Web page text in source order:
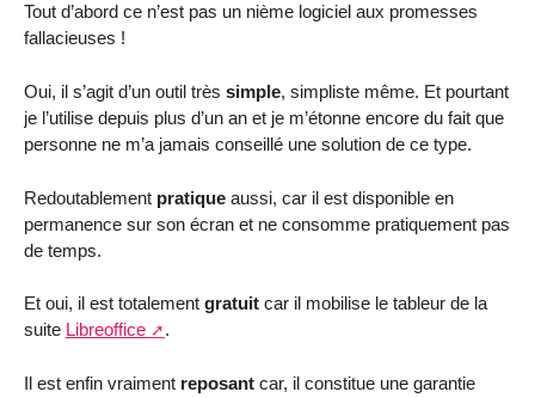
Tout d’abord ce n’est pas un nième logiciel aux promesses
fallacieuses !
Oui, il s’agit d’un outil très simple, simpliste même. Et pourtant
je l’utilise depuis plus d’un an et je m’étonne encore du fait que
personne ne m’a jamais conseillé une solution de ce type.
Redoutablement pratique aussi, car il est disponible en
permanence sur son écran et ne consomme pratiquement pas
de temps.
Et oui, il est totalement gratuit car il mobilise le tableur de la
suite Libreoffice .
Il est enfin vraiment reposant car, il constitue une garantie